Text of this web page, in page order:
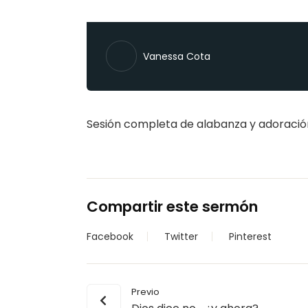
Vanessa Cota
Sesión completa de alabanza y
Compartir este sermón
Facebook Twitter Pinterest
Previo